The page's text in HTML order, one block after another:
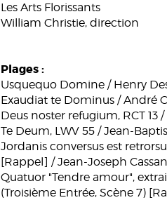
Les Arts Florissants
William Christie, direction
Plages :
Usquequo Domine / Henry
Exaudiat te Dominus / André
Deus noster refugium, RCT 13
Te Deum, LWV 55 / Jean-
Jordanis conversus est
[Rappel] / Jean-Joseph
Quatuor "Tendre amour",
(Troisième Entrée, Scène 7)